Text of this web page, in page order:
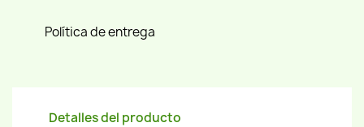
Política de entrega
Detalles del producto